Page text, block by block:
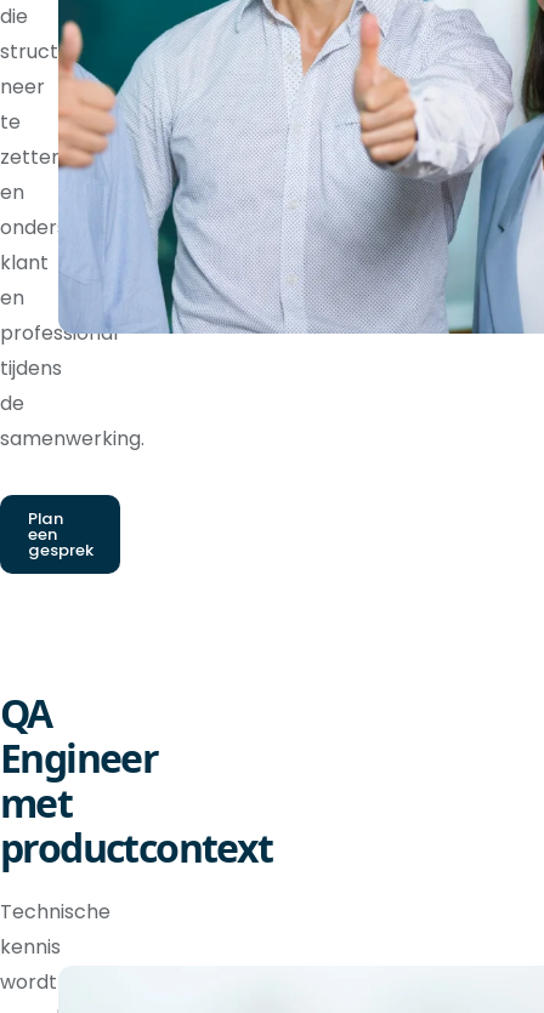
die
structuur
neer
te
zetten
en
ondersteunt
klant
en
professional
tijdens
de
samenwerking.
Plan
een
gesprek
QA
Engineer
met
productcontext
Technische
kennis
wordt